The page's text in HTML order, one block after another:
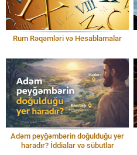
Rum Rəqəmləri və Hesablamalar
Adəm peyğəmbərin doğulduğu yer
haradır? İddialar və sübutlar